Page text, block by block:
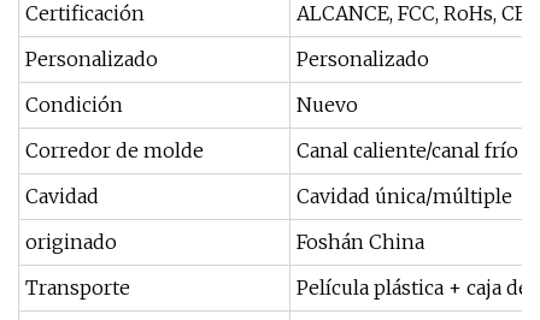
Certificación
ALCANCE, FCC, RoHs, CE
Personalizado
Personalizado
Condición
Nuevo
Corredor de molde
Canal caliente/canal frío
Cavidad
Cavidad única/múltiple
originado
Foshán China
Transporte
Película plástica + caja de